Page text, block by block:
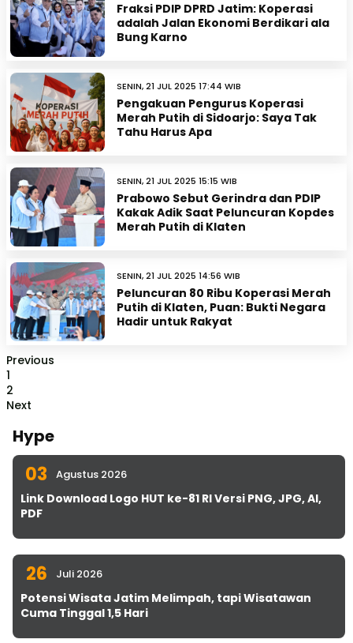
Fraksi PDIP DPRD Jatim: Koperasi
adalah Jalan Ekonomi Berdikari ala
Bung Karno
SENIN, 21 JUL 2025 17:44 WIB
Pengakuan Pengurus Koperasi
Merah Putih di Sidoarjo: Saya Tak
Tahu Harus Apa
SENIN, 21 JUL 2025 15:15 WIB
Prabowo Sebut Gerindra dan PDIP
Kakak Adik Saat Peluncuran Kopdes
Merah Putih di Klaten
SENIN, 21 JUL 2025 14:56 WIB
Peluncuran 80 Ribu Koperasi Merah
Putih di Klaten, Puan: Bukti Negara
Hadir untuk Rakyat
Previous
1
2
Next
Hype
03 Agustus 2026
Link Download Logo HUT ke-81 RI Versi PNG, JPG, AI,
PDF
26 Juli 2026
Potensi Wisata Jatim Melimpah, tapi Wisatawan
Cuma Tinggal 1,5 Hari